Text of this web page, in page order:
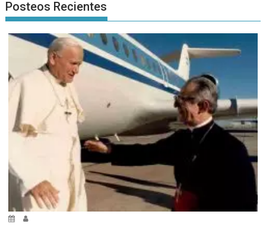
Posteos Recientes